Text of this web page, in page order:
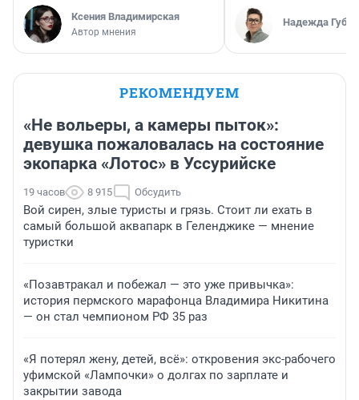
Ксения Владимирская
Автор мнения
Надежда
РЕКОМЕНДУЕМ
«Не вольеры, а камеры пыток»:
девушка пожаловалась на состояние
экопарка «Лотос» в Уссурийске
19 часов 8 915 Обсудить
Вой сирен, злые туристы и грязь. Стоит ли ехать в
самый большой аквапарк в Геленджике — мнение
туристки
«Позавтракал и побежал — это уже привычка»:
история пермского марафонца Владимира Никитина
— он стал чемпионом РФ 35 раз
«Я потерял жену, детей, всё»: откровения экс-рабочего
уфимской «Лампочки» о долгах по зарплате и
закрытии завода